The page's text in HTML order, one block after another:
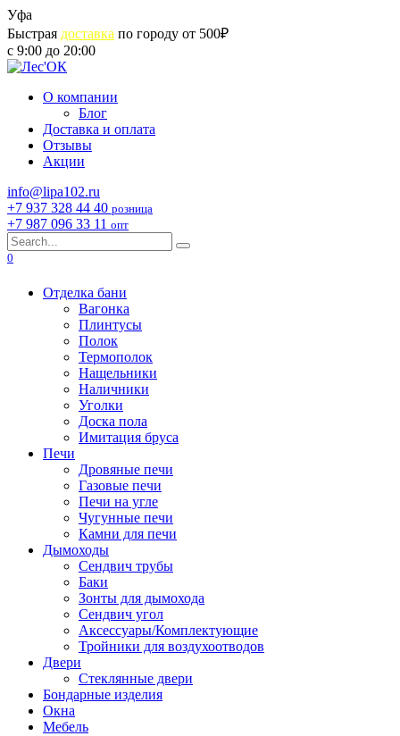
Skip
to
content
Уфа
Быстрая доставка по городу от 500₽
с 9:00 до 20:00
О компании
Блог
Доставка и оплата
Отзывы
Акции
info@lipa102.ru
+7 937 328 44 40 розница
+7 987 096 33 11 опт
Search
for:
0
Отделка бани
Вагонка
Плинтусы
Полок
Термополок
Нащельники
Наличники
Уголки
Доска пола
Имитация бруса
Печи
Дровяные печи
Газовые печи
Печи на угле
Чугунные печи
Камни для печи
Дымоходы
Сендвич трубы
Баки
Зонты для дымохода
Сендвич угол
Аксессуары/Комплектующие
Тройники для воздухоотводов
Двери
Стеклянные двери
Бондарные изделия
Окна
Мебель